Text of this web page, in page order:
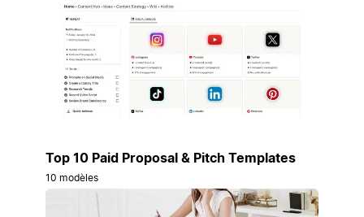
Top 10 Paid Proposal & Pitch Templates
10 modèles